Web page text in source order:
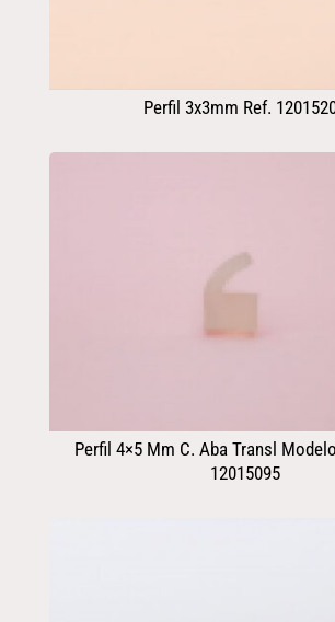
Perfil 3x3mm Ref.
Perfil 4×5 Mm C. Aba Transl
12015095